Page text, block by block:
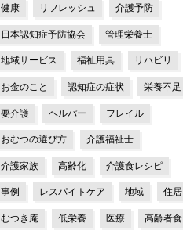
健康 リフレッシュ 介護予防
日本認知症予防協会 管理栄養士
地域サービス 福祉用具 リハビリ
お金のこと 認知症の症状 栄養不足
要介護 ヘルパー フレイル
おむつの選び方 介護福祉士
介護家族 高齢化 介護食レシピ
事例 レスパイトケア 地域 住居
むつき庵 低栄養 医療 高齢者食